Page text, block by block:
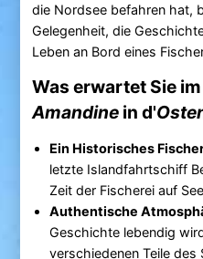
die Nordsee befahren hat,
Gelegenheit, die
Leben an Bord eines
Was erwartet Sie
Amandinein d'
Ein Historisches
letzte Islandfahrtschiff
Zeit der Fischerei auf
Authentische
Geschichte lebendig
verschiedenen Teile